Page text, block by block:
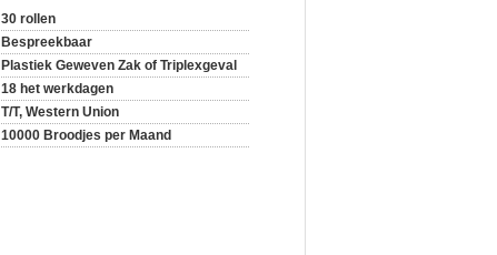
30 rollen
Bespreekbaar
Plastiek Geweven Zak of Triplexgeval
18 het werkdagen
T/T, Western Union
10000 Broodjes per Maand